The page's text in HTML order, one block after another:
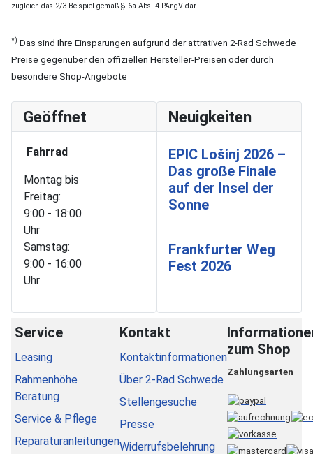
zugleich das 2/3 Beispiel gemäß § 6a Abs. 4 PAngV dar.
*) Das sind Ihre Einsparungen aufgrund der attrativen 2-Rad Schwede
Preise gegenüber den offiziellen Hersteller-Preisen oder durch
besondere Shop-Angebote
Geöffnet
Fahrrad
Montag bis
Freitag:
9:00 - 18:00
Uhr
Samstag:
9:00 - 16:00
Uhr
Neuigkeiten
EPIC Lošinj 2026 –
Das große Finale
auf der Insel der
Sonne
Frankfurter Weg
Fest 2026
Service
Leasing
Rahmenhöhe
Beratung
Service & Pflege
Reparaturanleitungen
Kontakt
Kontaktinformationen
Über 2-Rad Schwede
Stellengesuche
Presse
Widerrufsbelehrung
zum Shop
Zahlungsarten